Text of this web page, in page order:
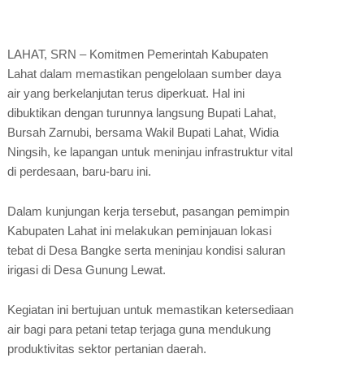
LAHAT, SRN – Komitmen Pemerintah Kabupaten
Lahat dalam memastikan pengelolaan sumber daya
air yang berkelanjutan terus diperkuat. Hal ini
dibuktikan dengan turunnya langsung Bupati Lahat,
Bursah Zarnubi, bersama Wakil Bupati Lahat, Widia
Ningsih, ke lapangan untuk meninjau infrastruktur vital
di perdesaan, baru-baru ini.
​Dalam kunjungan kerja tersebut, pasangan pemimpin
Kabupaten Lahat ini melakukan peminjauan lokasi
tebat di Desa Bangke serta meninjau kondisi saluran
irigasi di Desa Gunung Lewat.
Kegiatan ini bertujuan untuk memastikan ketersediaan
air bagi para petani tetap terjaga guna mendukung
produktivitas sektor pertanian daerah.